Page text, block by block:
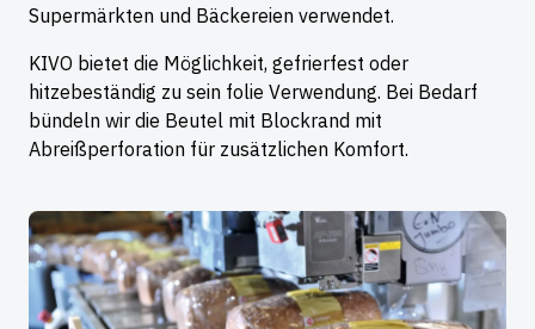
Supermärkten und Bäckereien verwendet.
KIVO bietet die Möglichkeit, gefrierfest oder
hitzebeständig zu sein folie Verwendung. Bei Bedarf
bündeln wir die Beutel mit Blockrand mit
Abreißperforation für zusätzlichen Komfort.